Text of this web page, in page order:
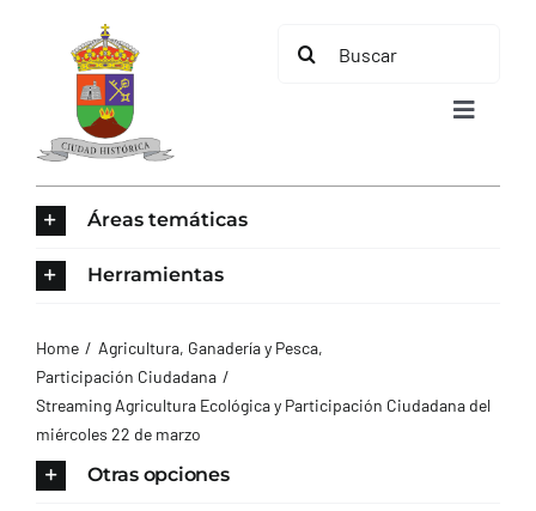
contenido
Buscar:
Toggle
AYUNTAMIENTO
TURISMO
Áreas temáticas
Herramientas
Home
Agricultura, Ganadería y Pesca
Participación Ciudadana
Streaming Agricultura Ecológica y Participación Ciudadana del
miércoles 22 de marzo
Otras opciones